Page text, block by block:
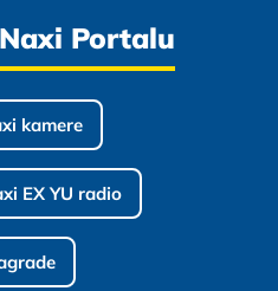
Portalu
kamere
EX YU radio